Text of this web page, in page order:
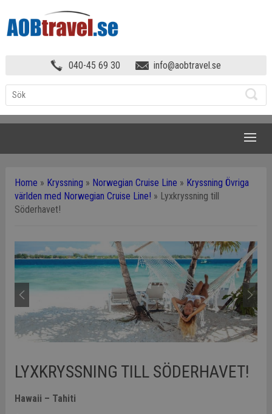
040-45 69 30 info@aobtravel.se
Home » Kryssning » Norwegian Cruise Line » Kryssning Övriga
världen med Norwegian Cruise Line! » Lyxkryssning till
Söderhavet!
LYXKRYSSNING TILL SÖDERHAVET!
Hawaii – Tahiti